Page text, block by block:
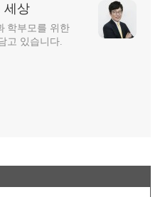
세상
학부모를 위한
고 있습니다.